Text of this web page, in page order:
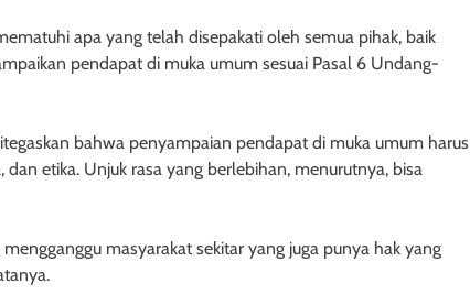
apa yang telah disepakati oleh semua pihak, baik
pendapat di muka umum sesuai Pasal 6 Undang-
bahwa penyampaian pendapat di muka umum harus
etika. Unjuk rasa yang berlebihan, menurutnya, bisa
masyarakat sekitar yang juga punya hak yang